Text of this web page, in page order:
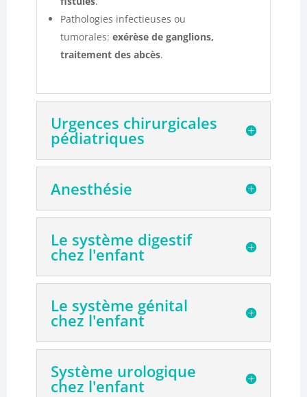
Pathologies infectieuses ou
tumorales: exérèse de ganglions,
traitement des abcès.
Urgences chirurgicales
pédiatriques
Anesthésie
Le système digestif
chez l'enfant
Le système génital
chez l'enfant
Système urologique
chez l'enfant